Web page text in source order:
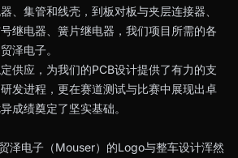
、集管和线壳，到板对板与夹层连接器、
继电器、簧片继电器，我们项目所需的各
泽电子。
供应，为我们的PCB设计提供了有力的支
发进程，更在赛道测试与比赛中展现出卓
成绩奠定了坚实基础。
泽电子（Mouser）的Logo与整车设计浑然